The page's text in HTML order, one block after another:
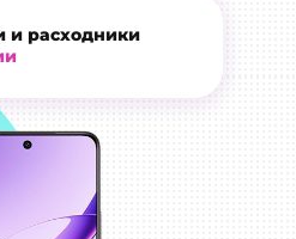
и расходники